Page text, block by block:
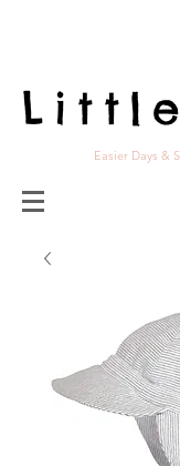
Easier Days &